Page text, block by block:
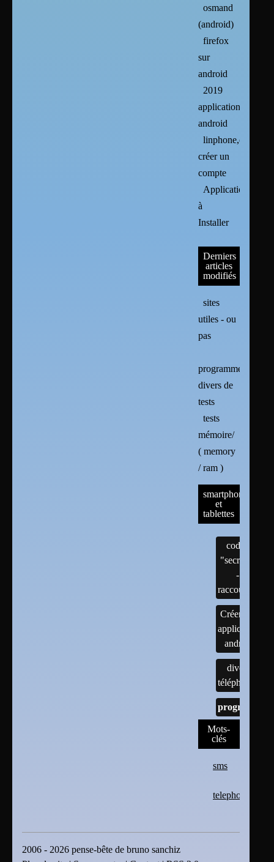
osmand
(android)
firefox
sur
android
2019
applications
android
linphone,ekiga :
créer un
compte
Applications
à
Installer
Derniers
articles
modifiés
sites
utiles - ou
pas
programmes
divers de
tests
tests
mémoire/
( memory
/ ram )
smartphones
et
tablettes
codes
"secrets"
-
raccourcis
Créer une
application
android
divers
téléphones
programmes
Mots-
clés
sms
telephone
2006 - 2026 pense-bête de bruno sanchiz